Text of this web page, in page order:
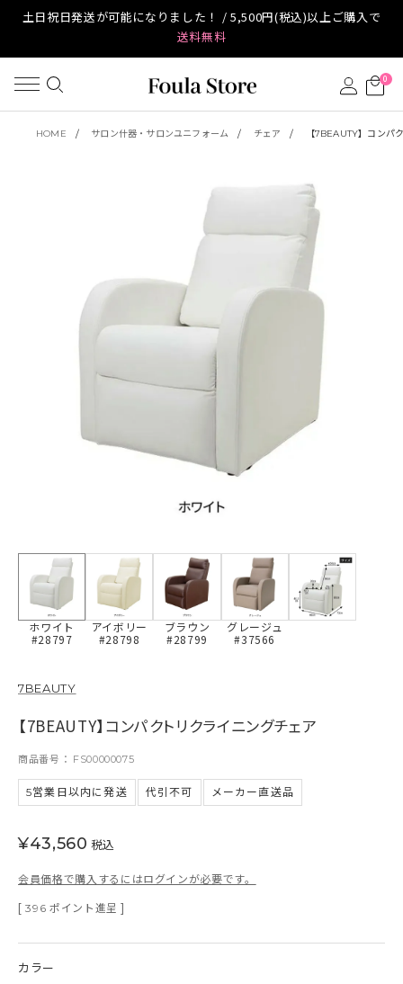
土日祝日発送が可能になりました！ / 5,500円(税込)以上ご購入で
送料無料
0
HOME サロン什器・サロンユニフォーム チェア 【7BEAUTY】コンパ
ホワイト
#28797
アイボリー
#28798
ブラウン
#28799
グレージュ
#37566
7BEAUTY
【7BEAUTY】コンパクトリクライニングチェア
商品番号 FS00000075
5営業日以内に発送 代引不可 メーカー直送品
¥43,560 税込
会員価格で購入するにはログインが必要です。
[ 396 ポイント進呈 ]
カラー